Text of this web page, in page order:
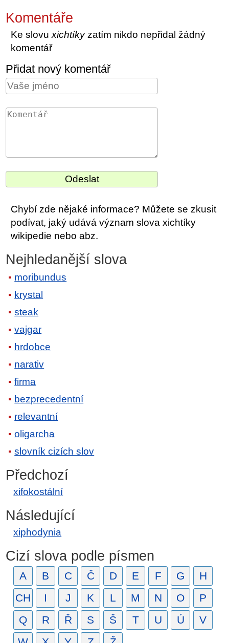
Komentáře
Ke slovuxichtíkyzatím nikdo nepřidal žádný
komentář
Přidat nový komentář
Chybí zde nějaké informace? Můžete se zkusit
podívat, jaký udává význam slova xichtíky
wikipedie nebo abz.
Nejhledanější slova
moribundus
krystal
steak
vajgar
hrdobce
narativ
firma
bezprecedentní
relevantní
oligarcha
slovník cizích slov
Předchozí
xifokostální
Následující
xiphodynia
Cizí slova podle písmen
A B C Č D E F G
H
CH
I J K L M N O
P
Q
R Ř S Š T U Ú
V